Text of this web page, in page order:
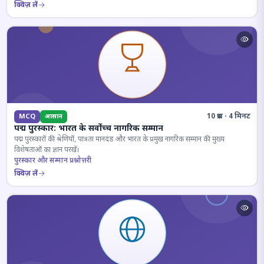
क्विज़ लें
MCQ आसान 10 प्रश्न · 4 मिनट
पद्म पुरस्कार: भारत के सर्वोच्च नागरिक सम्मान
पद्म पुरस्कारों की श्रेणियों, पात्रता मानदंड और भारत के प्रमुख नागरिक सम्मान की मुख्य
विशेषताओं का ज्ञान परखें।
पुरस्कार और सम्मान प्रश्नोत्तरी
क्विज़ लें